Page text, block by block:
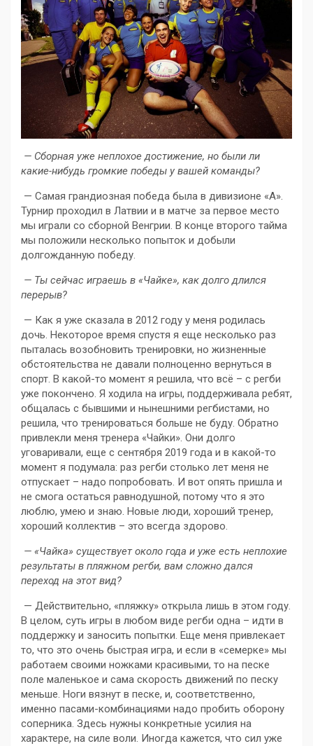
— Сборная уже неплохое достижение, но были ли
какие-нибудь громкие победы у вашей команды?
— Самая грандиозная победа была в дивизионе «А».
Турнир проходил в Латвии и в матче за первое место
мы играли со сборной Венгрии. В конце второго тайма
мы положили несколько попыток и добыли
долгожданную победу.
— Ты сейчас играешь в «Чайке», как долго длился
перерыв?
— Как я уже сказала в 2012 году у меня родилась
дочь. Некоторое время спустя я еще несколько раз
пыталась возобновить тренировки, но жизненные
обстоятельства не давали полноценно вернуться в
спорт. В какой-то момент я решила, что всё – с регби
уже покончено. Я ходила на игры, поддерживала ребят,
общалась с бывшими и нынешними регбистами, но
решила, что тренироваться больше не буду. Обратно
привлекли меня тренера «Чайки». Они долго
уговаривали, еще с сентября 2019 года и в какой-то
момент я подумала: раз регби столько лет меня не
отпускает – надо попробовать. И вот опять пришла и
не смога остаться равнодушной, потому что я это
люблю, умею и знаю. Новые люди, хороший тренер,
хороший коллектив – это всегда здорово.
— «Чайка» существует около года и уже есть неплохие
результаты в пляжном регби, вам сложно дался
переход на этот вид?
— Действительно, «пляжку» открыла лишь в этом году.
В целом, суть игры в любом виде регби одна – идти в
поддержку и заносить попытки. Еще меня привлекает
то, что это очень быстрая игра, и если в «семерке» мы
работаем своими ножками красивыми, то на песке
поле маленькое и сама скорость движений по песку
меньше. Ноги вязнут в песке, и, соответственно,
именно пасами-комбинациями надо пробить оборону
соперника. Здесь нужны конкретные усилия на
характере, на силе воли. Иногда кажется, что сил уже